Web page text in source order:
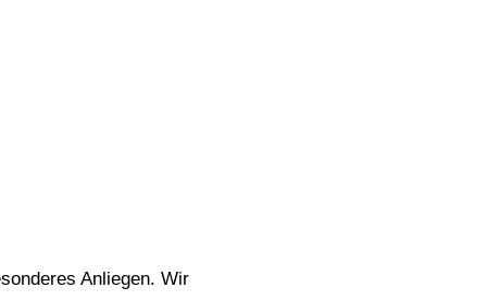
Anliegen. Wir